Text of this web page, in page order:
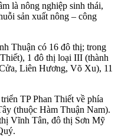
là nông nghiệp sinh thái,
sản xuất nông – công
Thuận có 16 đô thị; trong
1 đô thị loại III (thành
Liên Hương, Võ Xu), 11
TP Phan Thiết về phía
(thuộc Hàm Thuận Nam).
Vĩnh Tân, đô thị Sơn Mỹ